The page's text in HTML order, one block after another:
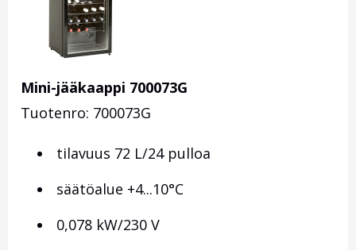
Mini-jääkaappi 700073G
Tuotenro: 700073G
tilavuus 72 L/24 pulloa
säätöalue +4...10°C
0,078 kW/230 V